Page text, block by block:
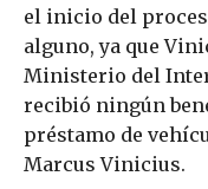
el inicio del
alguno, ya que
Ministerio del
recibió ningún
préstamo de
Marcus Vinicius.